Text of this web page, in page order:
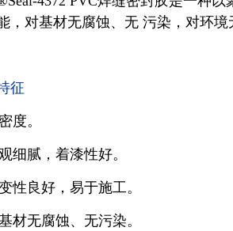
，对基材无腐蚀、无 污染，对环
征
度。
细腻，着漆性好。
性良好，易于施工。
材无腐蚀、无污染。